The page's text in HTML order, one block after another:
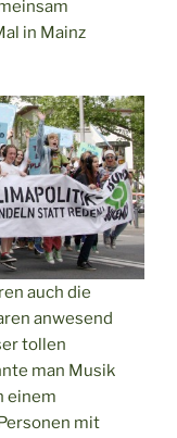
in Mainz
auch die
anwesend
tollen
man Musik
einem
mit